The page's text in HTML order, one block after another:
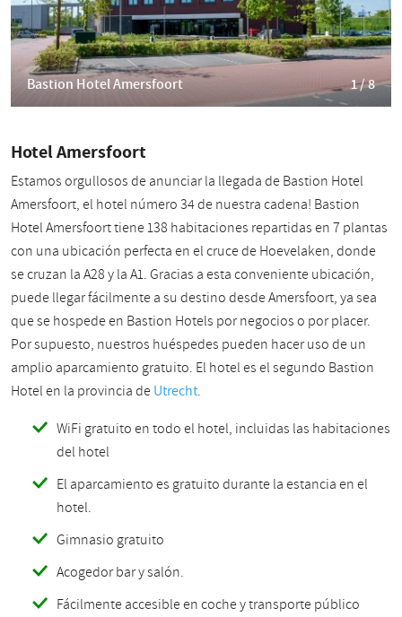
Bastion Hotel Amersfoort 1 / 8
Hotel Amersfoort
Estamos orgullosos de anunciar la llegada de Bastion Hotel
Amersfoort, el hotel número 34 de nuestra cadena! Bastion
Hotel Amersfoort tiene 138 habitaciones repartidas en 7 plantas
con una ubicación perfecta en el cruce de Hoevelaken, donde
se cruzan la A28 y la A1. Gracias a esta conveniente ubicación,
puede llegar fácilmente a su destino desde Amersfoort, ya sea
que se hospede en Bastion Hotels por negocios o por placer.
Por supuesto, nuestros huéspedes pueden hacer uso de un
amplio aparcamiento gratuito. El hotel es el segundo Bastion
Hotel en la provincia deUtrecht.
WiFi gratuito en todo el hotel, incluidas las habitaciones
del hotel
El aparcamiento es gratuito durante la estancia en el
hotel.
Gimnasio gratuito
Acogedor bar y salón.
Fácilmente accesible en coche y transporte público